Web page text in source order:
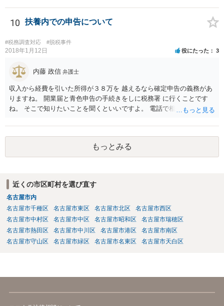
10 扶養内での申告について
#税務調査対応 #脱税事件
2018年1月12日 役にたった 3
内藤 政信 弁護士
収入から経費を引いた所得が３８万を 越えるなら確定申告の義務があ
りますね。 開業届と青色申告の手続きをしに税務署 に行くことです
ね。 そこで知りたいことを聞くといいですよ。 電話で相談にいくこと
もっとみる
近くの市区町村を選び直す
名古屋市内
名古屋市千種区
名古屋市東区 名古屋市北区
名古屋市西区
名古屋市中村区
名古屋市中区 名古屋市昭和区
名古屋市瑞穂区
名古屋市熱田区
名古屋市中川区 名古屋市港区
名古屋市南区
名古屋市守山区
名古屋市緑区 名古屋市名東区 名古屋市天白区